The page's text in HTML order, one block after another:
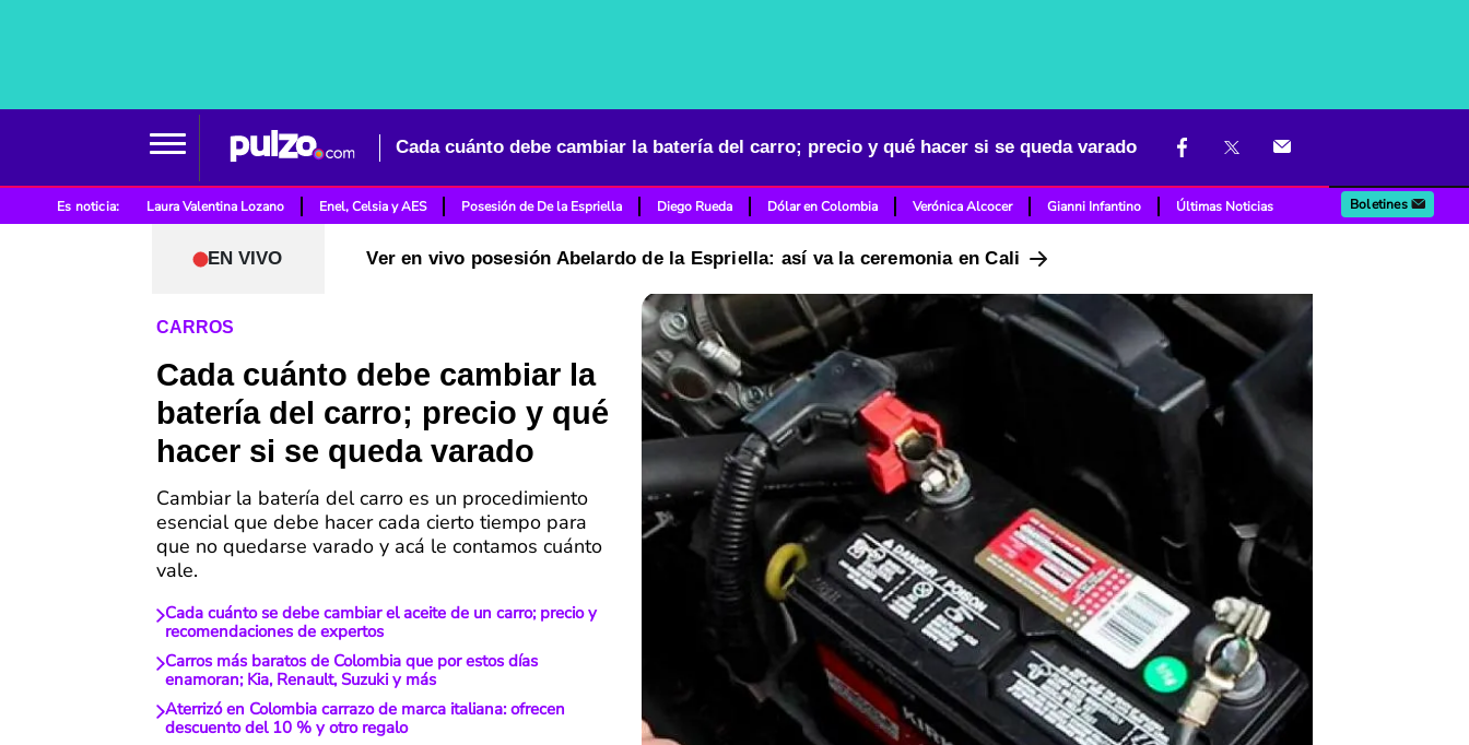
Cada cuánto debe cambiar la batería del carro; precio y qué hacer si se queda varado
Es noticia: Laura Valentina Lozano Enel, Celsia y AES Posesión de De la Espriella Diego Rueda Dólar en Colombia Verónica Alcocer Gianni Infantino Últimas Noticias Boletines
EN VIVO Ver en vivo posesión Abelardo de la Espriella: así va la ceremonia en Cali
CARROS
Cada cuánto debe cambiar la
batería del carro; precio y qué
hacer si se queda varado
Cambiar la batería del carro es un procedimiento
esencial que debe hacer cada cierto tiempo para
que no quedarse varado y acá le contamos cuánto
vale.
Cada cuánto se debe cambiar el aceite de un carro; precio y
recomendaciones de expertos
Carros más baratos de Colombia que por estos días
enamoran; Kia, Renault, Suzuki y más
Aterrizó en Colombia carrazo de marca italiana: ofrecen
descuento del 10 % y otro regalo